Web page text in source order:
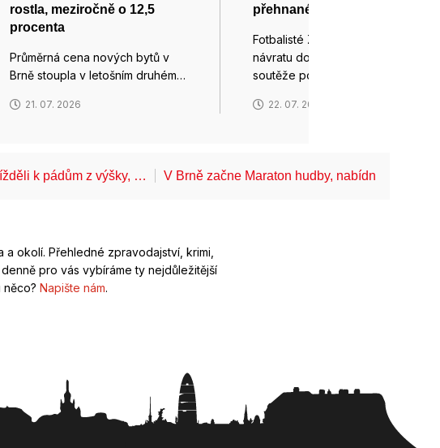
rostla, meziročně o 12,5
procenta
Průměrná cena nových bytů v
Brně stoupla v letošním druhém…
21. 07. 2026
přehnané cíle
Fotbalisté Zbrojovky si po
návratu do nejvyšší české
soutěže po…
22. 07. 2026
k pádům z výšky, … V Brně začne Maraton hudby, nabídne
a okolí. Přehledné zpravodajství, krimi,
pro vás vybíráme ty nejdůležitější
něco? Napište nám.